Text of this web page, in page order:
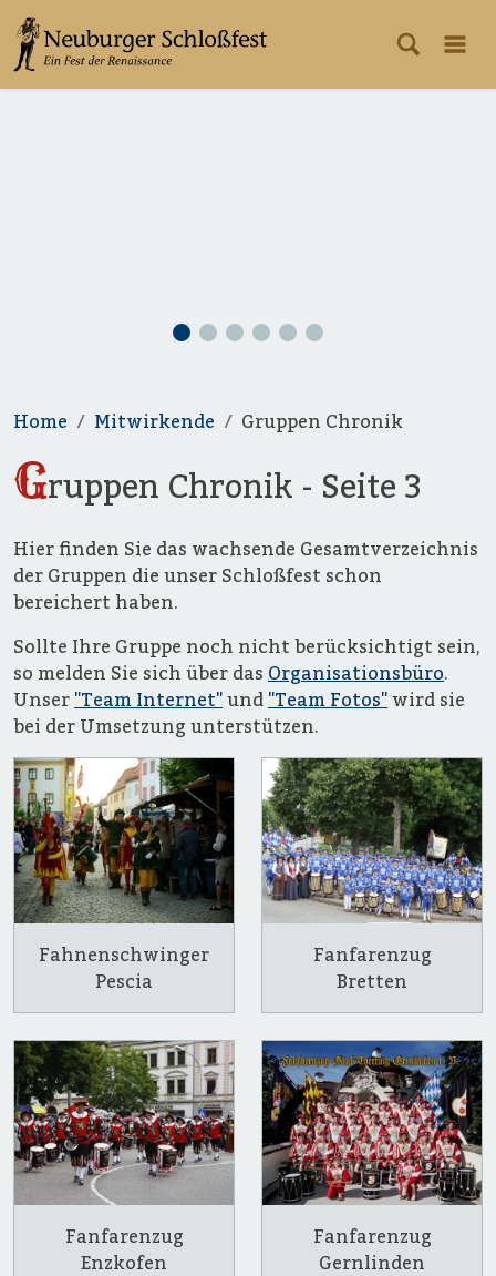
Home Mitwirkende Gruppen Chronik
Gruppen Chronik - Seite 3
Hier finden Sie das wachsende Gesamtverzeichnis
der Gruppen die unser Schloßfest schon
bereichert haben.
Sollte Ihre Gruppe noch nicht berücksichtigt sein,
so melden Sie sich über das Organisationsbüro.
Unser "Team Internet"und "Team Fotos" wird sie
bei der Umsetzung unterstützen.
Fahnenschwinger
Pescia
Fanfarenzug
Bretten
Fanfarenzug
Enzkofen
Fanfarenzug
Gernlinden